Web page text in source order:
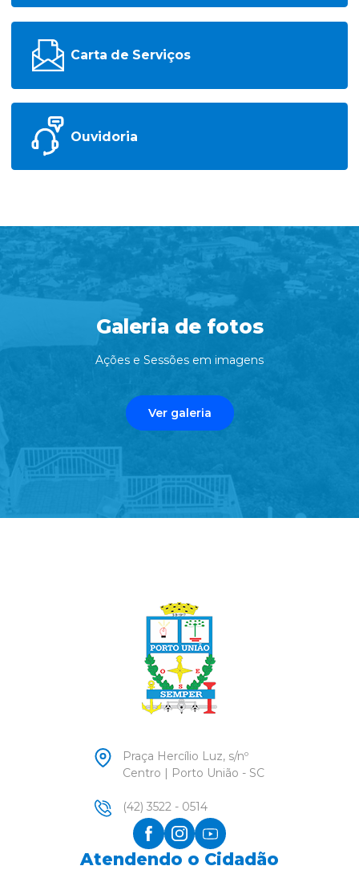
Carta de Serviços
Ouvidoria
Galeria de fotos
Ações e Sessões em imagens
Ver galeria
Praça Hercílio Luz, s/nº
Centro | Porto União - SC
(42) 3522 - 0514
Atendendo o Cidadão